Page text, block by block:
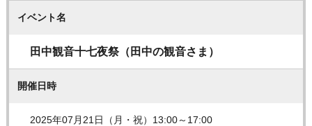
イベント名
田中観音十七夜祭（田中の観音さま）
開催日時
2025年07月21日（月・祝）13:00～17:00